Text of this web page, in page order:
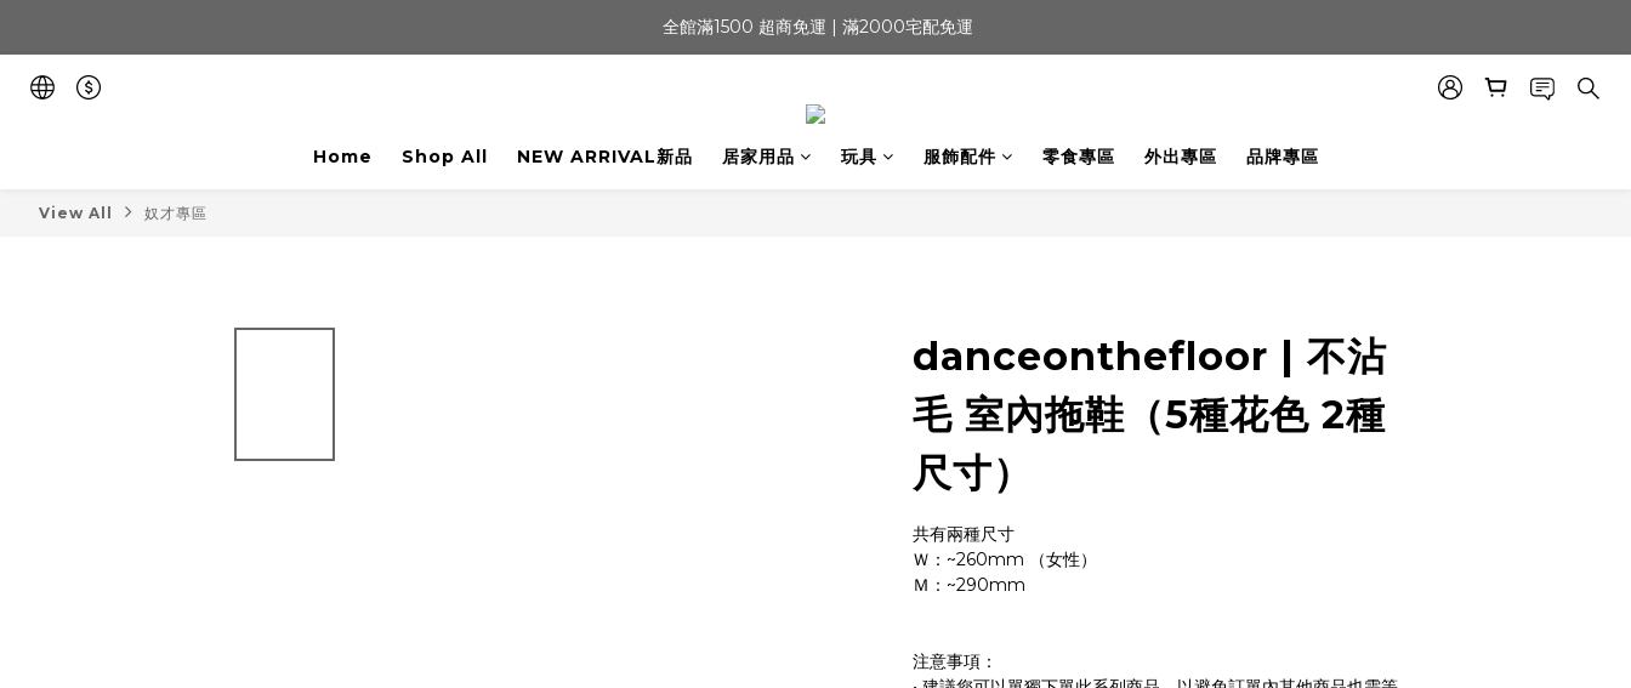
全館滿1500 超商免運 | 滿2000宅配免運
Home Shop All NEW ARRIVAL新品 居家用品 玩具 服飾配件 零食專區 外出專區 品牌專區
View All 奴才專區
danceonthefloor | 不沾
毛 室內拖鞋（5種花色 2種
尺寸）
共有兩種尺寸
Ｗ：~260mm （女性）
Ｍ：~290mm
注意事項：